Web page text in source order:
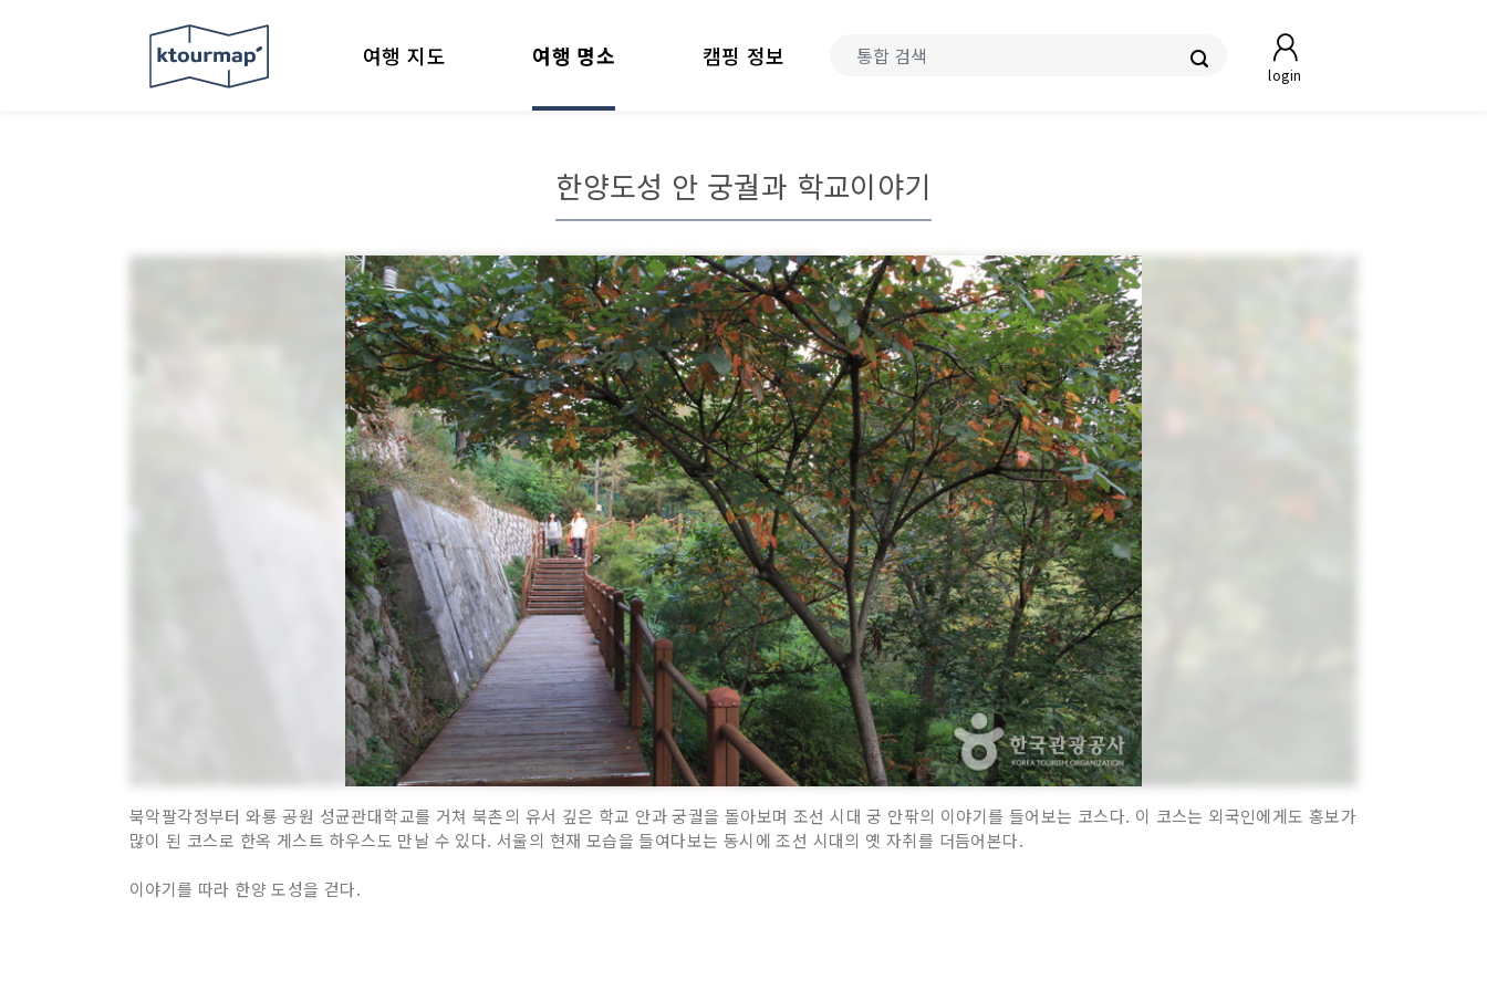
login
여행 지도 여행 명소 캠핑 정보
한양도성 안 궁궐과 학교이야기
북악팔각정부터 와룡 공원 성균관대학교를 거쳐 북촌의 유서 깊은 학교 안과 궁궐을 돌아보며 조선 시대 궁 안팎의 이야기를 들어보는 코스다. 이 코스는 외국인에게도 홍보가
많이 된 코스로 한옥 게스트 하우스도 만날 수 있다. 서울의 현재 모습을 들여다보는 동시에 조선 시대의 옛 자취를 더듬어본다.
이야기를 따라 한양 도성을 걷다.